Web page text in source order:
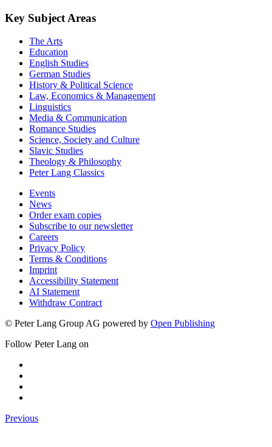
Key Subject Areas
The Arts
Education
English Studies
German Studies
History & Political Science
Law, Economics & Management
Linguistics
Media & Communication
Romance Studies
Science, Society and Culture
Slavic Studies
Theology & Philosophy
Events
News
Order exam copies
Subscribe to our newsletter
Careers
Privacy Policy
Terms & Conditions
Imprint
Accessibility Statement
AI Statement